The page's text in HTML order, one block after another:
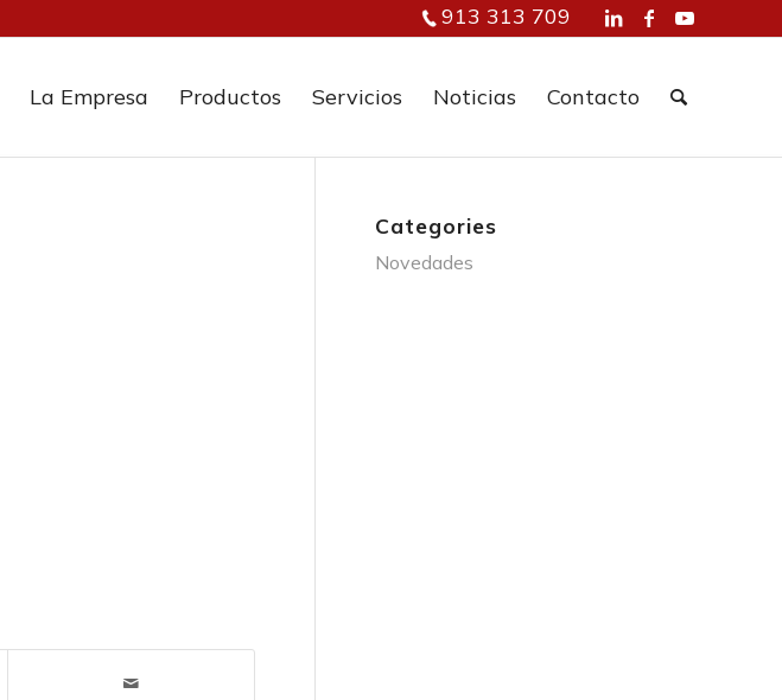
913 313 709
La Empresa Productos Servicios Noticias Contacto
Categories
Novedades